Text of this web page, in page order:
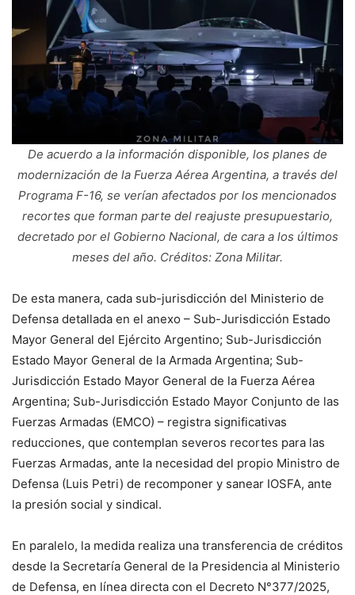
De acuerdo a la información disponible, los planes de
modernización de la Fuerza Aérea Argentina, a través del
Programa F-16, se verían afectados por los mencionados
recortes que forman parte del reajuste presupuestario,
decretado por el Gobierno Nacional, de cara a los últimos
meses del año. Créditos: Zona Militar.
De esta manera, cada sub-jurisdicción del Ministerio de
Defensa detallada en el anexo – Sub-Jurisdicción Estado
Mayor General del Ejército Argentino; Sub-Jurisdicción
Estado Mayor General de la Armada Argentina; Sub-
Jurisdicción Estado Mayor General de la Fuerza Aérea
Argentina; Sub-Jurisdicción Estado Mayor Conjunto de las
Fuerzas Armadas (EMCO) – registra significativas
reducciones, que contemplan severos recortes para las
Fuerzas Armadas, ante la necesidad del propio Ministro de
Defensa (Luis Petri) de recomponer y sanear IOSFA, ante
la presión social y sindical.
En paralelo, la medida realiza una transferencia de créditos
desde la Secretaría General de la Presidencia al Ministerio
de Defensa, en línea directa con el Decreto N°377/2025,